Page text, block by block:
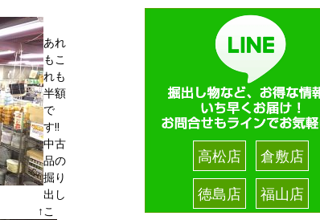
あれ
もこ
れも
半額
で
す!!
中古
品の
掘り
出し
こ
高松店
倉敷店
徳島店
福山店